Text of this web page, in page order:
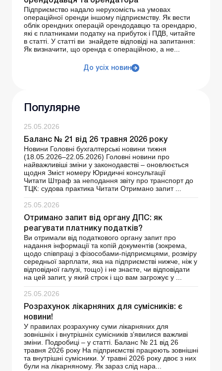
Підприємство надало нерухомість на умовах
операційної оренди іншому підприємству. Як вести
облік орендних операцій орендодавцю та орендарю,
які є платниками податку на прибуток і ПДВ, читайте
в статті. У статті ви знайдете відповіді на запитання:
Як визначити, що оренда є операційною, а не...
До усіх новин
Популярне
25.05.2026
Баланс № 21 від 26 травня 2026 року
Новини Головні бухгалтерські новини тижня
(18.05.2026–22.05.2026) Головні новини про
найважливіші зміни у законодавстві – оновлюється
щодня Зміст номеру Юридичні консультації
Читати Штраф за неподання звіту про транспорт до
ТЦК: судова практика Читати Отримано запит ...
25.05.2026
Отримано запит від органу ДПС: як
реагувати платнику податків?
Ви отримали від податкового органу запит про
надання інформації та копій документів (зокрема,
щодо співпраці з фізособами-підприємцями, розміру
середньої зарплати, яка на підприємстві нижче, ніж у
відповідної галузі, тощо) і не знаєте, чи відповідати
на цей запит, у який строк і що вам загрожує у ...
25.05.2026
Розрахунок лікарняних для сумісників: є
новини!
У правилах розрахунку суми лікарняних для
зовнішніх і внутрішніх сумісників з’явилися важливі
зміни. Подробиці – у статті. Баланс № 21 від 26
травня 2026 року На підприємстві працюють зовнішні
та внутрішні сумісники. У травні 2026 року двоє з них
були на лікарняному. Як зараз слід нара...